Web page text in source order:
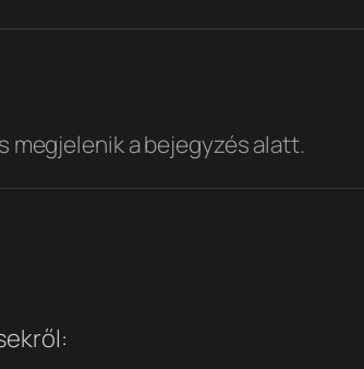
megjelenik a bejegyzés alatt.